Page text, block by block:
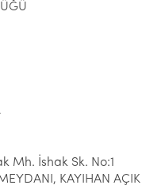
Mh. İshak Sk. No:1
KAYIHAN AÇIK